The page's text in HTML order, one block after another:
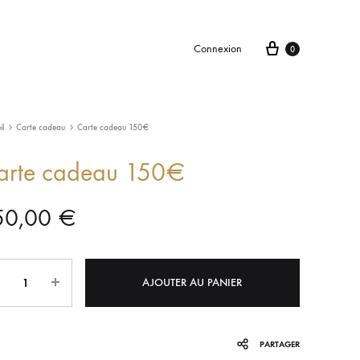
Connexion 0
Carte cadeau Carte cadeau 150€
cadeau 150€
€
AJOUTER AU PANIER
PARTAGER